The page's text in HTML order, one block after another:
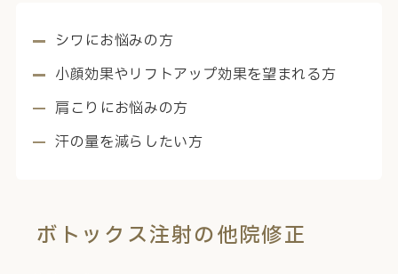
シワにお悩みの方
小顔効果やリフトアップ効果を望まれる方
肩こりにお悩みの方
汗の量を減らしたい方
ボトックス注射の他院修正